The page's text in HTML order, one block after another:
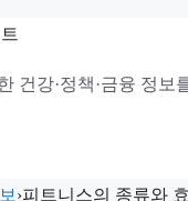
건강·정책·금융 정보
›피트니스의 종류와 효